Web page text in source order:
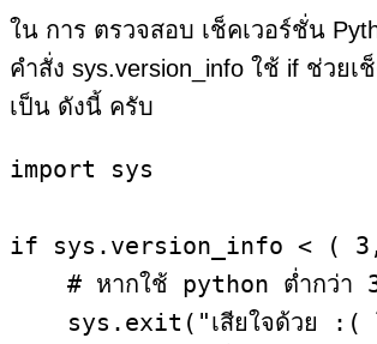
ใน การ ตรวจสอบ เช็คเวอร์ชั่น
คำสั่ง sys.version_info ใช้ if ช่วยเ
เป็น ดังนี้ ครับ
import sys
if sys.version_info < (
# หากใช้ python ต่ำกว่า
sys.exit("เสียใจด้วย :( โค้